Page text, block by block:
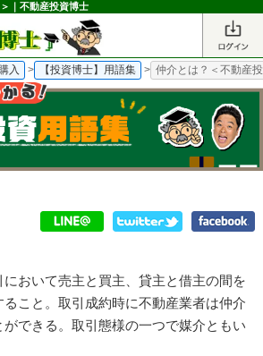
｜不動産投資博士
入 > 【投資博士】用語集 > 仲介とは？＜不動産
おいて売主と買主、貸主と借主の間を
こと。取引成約時に不動産業者は仲介
できる。取引態様の一つで媒介ともい